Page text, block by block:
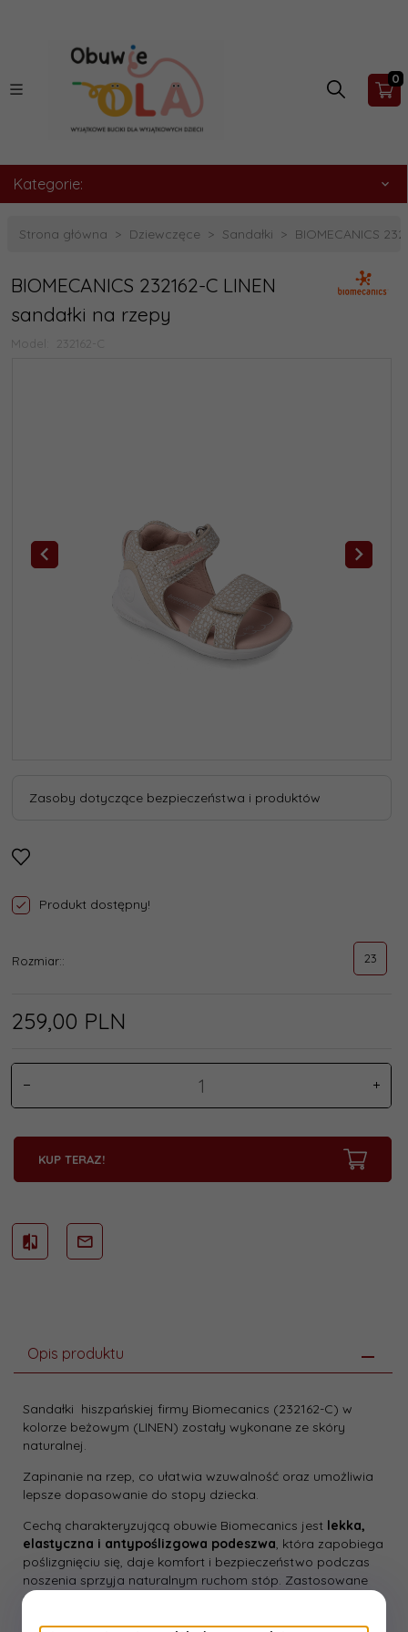
0
Kategorie:
Strona główna Dziewczęce Sandałki BIOMECANICS
BIOMECANICS 232162-C LINEN
sandałki na rzepy
Model: 232162-C
Zasoby dotyczące bezpieczeństwa i produktów
Produkt dostępny!
Rozmiar:: 23
259,00 PLN
KUP TERAZ!
Opis produktu
Sandałki hiszpańskiej firmy Biomecanics (232162-C) w
kolorze beżowym (LINEN) zostały wykonane ze skóry
naturalnej.
Zapinanie na rzep, co ułatwia wzuwalność oraz umożliwia
lepsze dopasowanie do stopy dziecka.
Cechą charakteryzującą obuwie Biomecanics jest lekka,
elastyczna i antypoślizgowa podeszwa, która zapobiega
poślizgnięciu się, daje komfort i bezpieczeństwo podczas
noszenia sprzyja naturalnym ruchom stóp. Zastosowane
podeszwy mają odpowiednią sprężystość, twardość i